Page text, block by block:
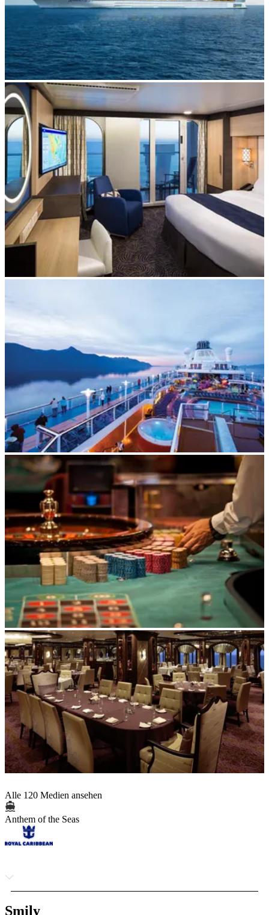
Alle 120 Medien ansehen
Anthem of the Seas
Smily